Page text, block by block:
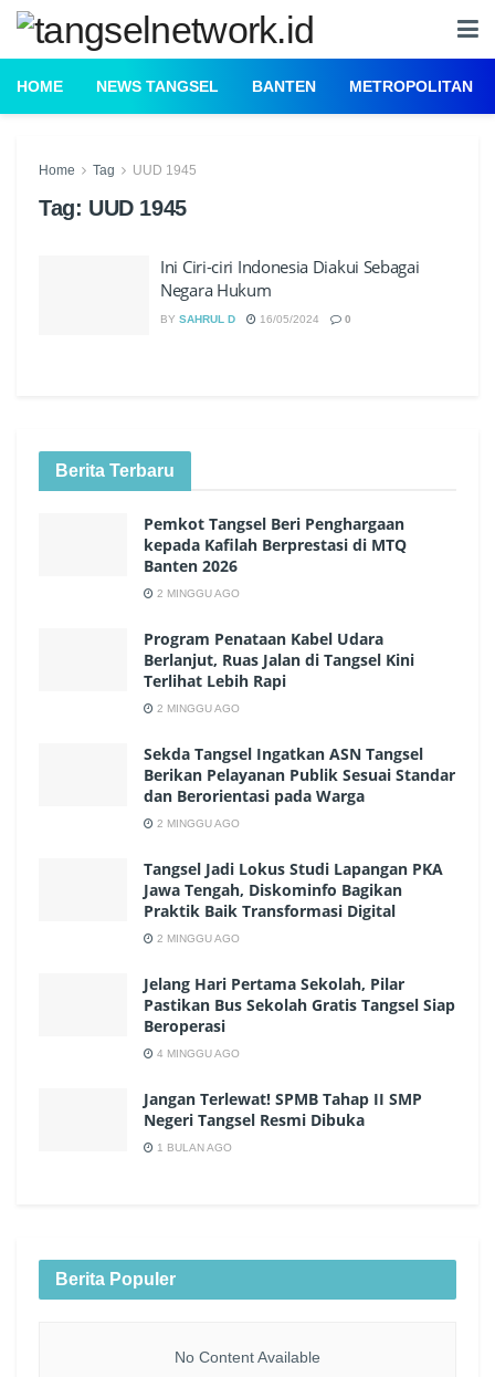
HOME NEWS TANGSEL BANTEN METROPOLITAN
Home Tag UUD 1945
Tag: UUD 1945
Ini Ciri-ciri Indonesia Diakui Sebagai
Negara Hukum
BY SAHRUL D 16/05/2024 0
Berita Terbaru
Pemkot Tangsel Beri Penghargaan
kepada Kafilah Berprestasi di MTQ
Banten 2026
2 MINGGU AGO
Program Penataan Kabel Udara
Berlanjut, Ruas Jalan di Tangsel Kini
Terlihat Lebih Rapi
2 MINGGU AGO
Sekda Tangsel Ingatkan ASN Tangsel
Berikan Pelayanan Publik Sesuai Standar
dan Berorientasi pada Warga
2 MINGGU AGO
Tangsel Jadi Lokus Studi Lapangan PKA
Jawa Tengah, Diskominfo Bagikan
Praktik Baik Transformasi Digital
2 MINGGU AGO
Jelang Hari Pertama Sekolah, Pilar
Pastikan Bus Sekolah Gratis Tangsel Siap
Beroperasi
4 MINGGU AGO
Jangan Terlewat! SPMB Tahap II SMP
Negeri Tangsel Resmi Dibuka
1 BULAN AGO
Berita Populer
No Content Available